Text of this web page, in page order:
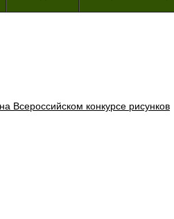
Всероссийском конкурсе рисунков